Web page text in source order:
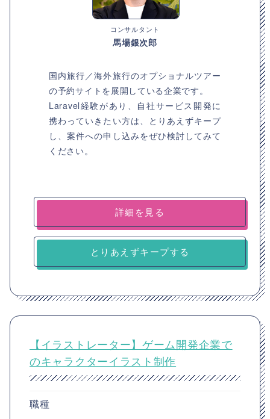
コンサルタント
馬場銀次郎
国内旅行／海外旅行のオプショナルツアー
の予約サイトを展開している企業です。
Laravel経験があり、自社サービス開発に
携わっていきたい方は、とりあえずキープ
し、案件への申し込みをぜひ検討してみて
ください。
詳細を見る
とりあえずキープする
【イラストレーター】ゲーム開発企業で
のキャラクターイラスト制作
職種